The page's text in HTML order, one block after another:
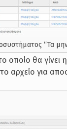
“Τα
οποίο θα
αρχείο για